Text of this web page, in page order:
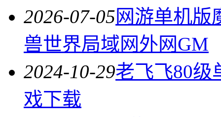
2026-07-05网游单机版
兽世界局域网外网GM
2024-10-29老飞飞80级
戏下载